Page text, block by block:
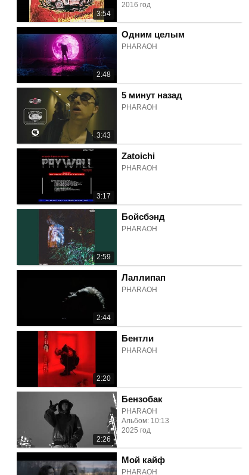
3:54
2016 год
2:48
Одним целым
PHARAOH
3:43
5 минут назад
PHARAOH
3:17
Zatoichi
PHARAOH
2:59
Бойсбэнд
PHARAOH
2:44
Лаллипап
PHARAOH
2:20
Бентли
PHARAOH
2:26
Бензобак
PHARAOH
Альбом: 10:13
2025 год
Мой кайф
PHARAOH